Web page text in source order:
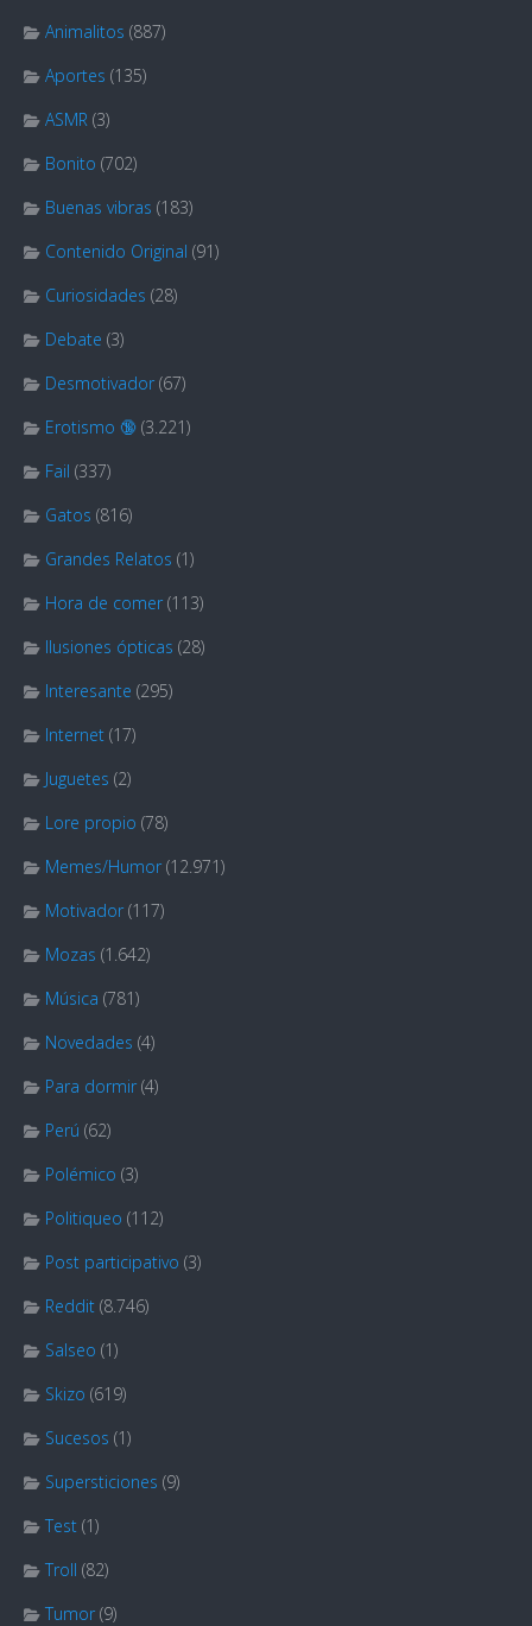
Animalitos (887)
Aportes (135)
ASMR (3)
Bonito (702)
Buenas vibras (183)
Contenido Original (91)
Curiosidades (28)
Debate (3)
Desmotivador (67)
Erotismo 🔞 (3.221)
Fail (337)
Gatos (816)
Grandes Relatos (1)
Hora de comer (113)
Ilusiones ópticas (28)
Interesante (295)
Internet (17)
Juguetes (2)
Lore propio (78)
Memes/Humor (12.971)
Motivador (117)
Mozas (1.642)
Música (781)
Novedades (4)
Para dormir (4)
Perú (62)
Polémico (3)
Politiqueo (112)
Post participativo (3)
Reddit (8.746)
Salseo (1)
Skizo (619)
Sucesos (1)
Supersticiones (9)
Test (1)
Troll (82)
Tumor (9)